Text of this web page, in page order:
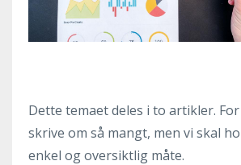
Dette temaet deles i to artikler.
skrive om så mangt, men vi skal
enkel og oversiktlig måte.